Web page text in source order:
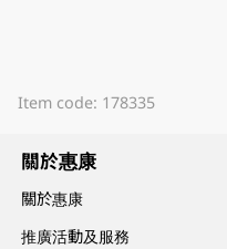
Item code: 178335
關於惠康
關於惠康
推廣活動及服務